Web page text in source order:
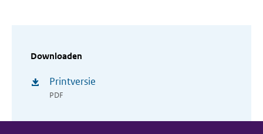
Downloaden
Printversie
PDF